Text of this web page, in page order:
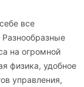
все
Разнообразные
на огромной
физика, удобное
управления,